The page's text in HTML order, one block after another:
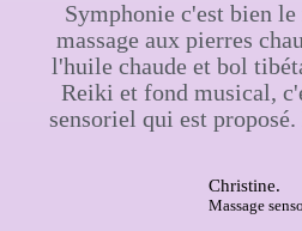
Symphonie c'est bien
massage aux pierres
l'huile chaude et bol
Reiki et fond musical,
sensoriel qui est
Christine.
Massage